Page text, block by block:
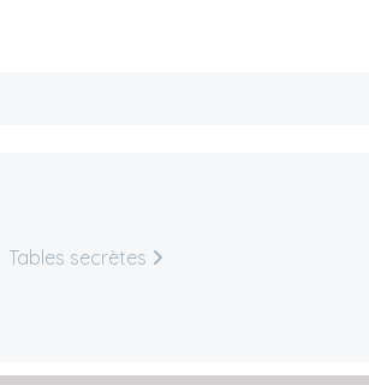
Tables secrètes